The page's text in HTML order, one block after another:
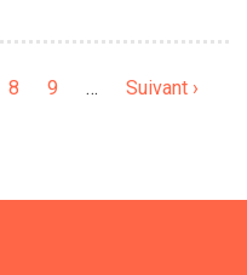
Page
8 Page
9 …
Page
Suivant ›